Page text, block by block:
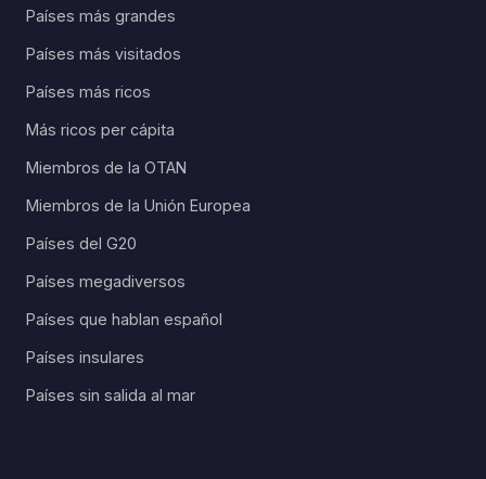
Países más grandes
Países más visitados
Países más ricos
Más ricos per cápita
Miembros de la OTAN
Miembros de la Unión Europea
Países del G20
Países megadiversos
Países que hablan español
Países insulares
Países sin salida al mar